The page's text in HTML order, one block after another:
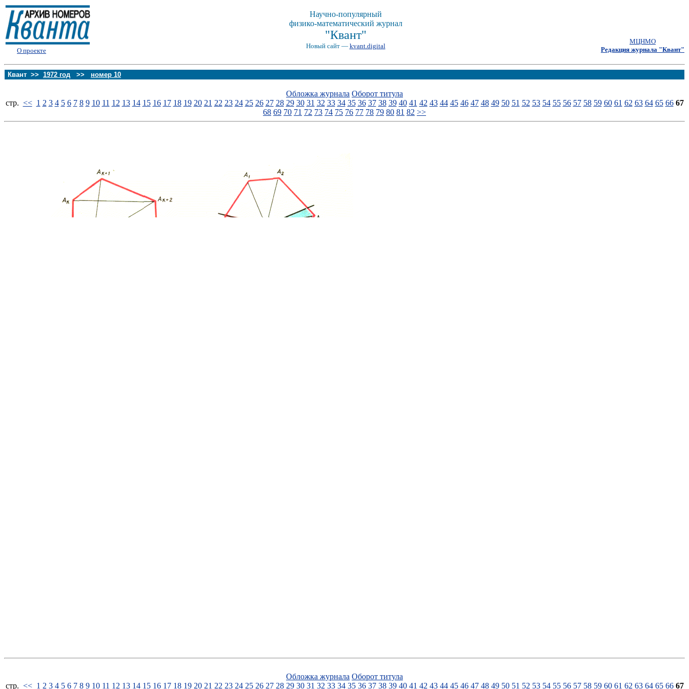
О проекте
Научно-популярный
физико-математический журнал
"Квант"
Новый сайт — kvant.digital
МЦНМО
Редакция журнала "Квант"
Квант >> 1972 год >> номер 10
Обложка журнала Оборот титула
стp. << 1 2 3 4 5 6 7 8 9 10 11 12 13 14 15 16 17 18 19 20 21 22 23 24 25 26 27 28 29 30 31 32 33 34 35 36 37 38 39 40 41 42 43 44 45 46 47 48 49 50 51 52 53 54 55 56 57 58 59 60 61 62 63 64 65 66 67
68 69 70 71 72 73 74 75 76 77 78 79 80 81 82 >>
Обложка журнала Оборот титула
стp. << 1 2 3 4 5 6 7 8 9 10 11 12 13 14 15 16 17 18 19 20 21 22 23 24 25 26 27 28 29 30 31 32 33 34 35 36 37 38 39 40 41 42 43 44 45 46 47 48 49 50 51 52 53 54 55 56 57 58 59 60 61 62 63 64 65 66 67